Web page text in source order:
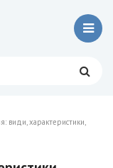
види, характеристики,